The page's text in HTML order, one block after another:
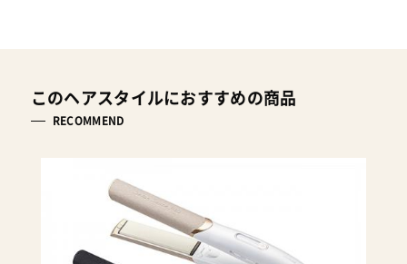
このヘアスタイルにおすすめの商品
RECOMMEND